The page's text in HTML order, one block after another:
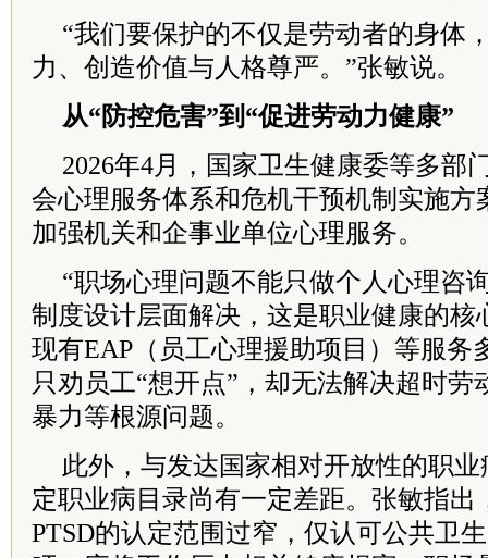
“我们要保护的不仅是劳动者的身体
力、创造价值与人格尊严。”张敏说。
从“防控危害”到“促进劳动力健康”
2026年4月，国家卫生健康委等多部
会心理服务体系和危机干预机制实施方
加强机关和企事业单位心理服务。
“职场心理问题不能只做个人心理咨
制度设计层面解决，这是职业健康的核
现有EAP（员工心理援助项目）等服务
只劝员工“想开点”，却无法解决超时劳
暴力等根源问题。
此外，与发达国家相对开放性的职
定职业病目录尚有一定差距。张敏指出
PTSD的认定范围过窄，仅认可公共卫